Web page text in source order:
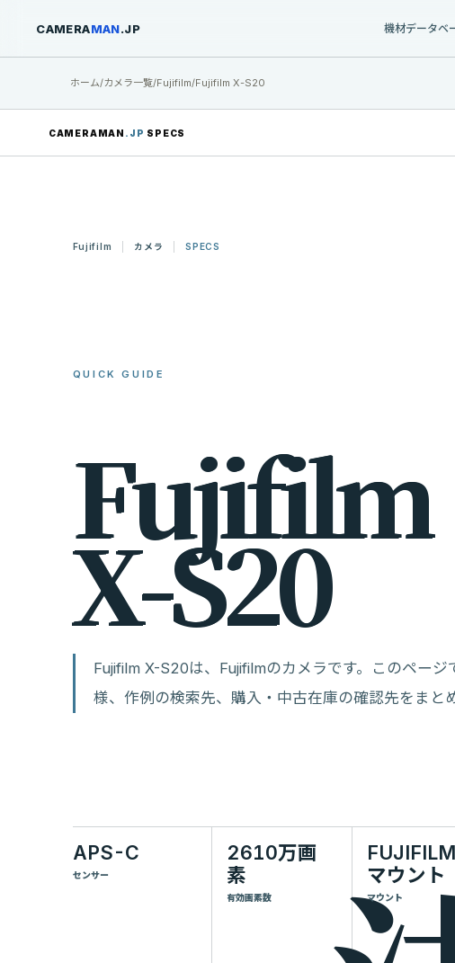
CAMERAMAN.JP 機材データベ
ホーム/カメラ一覧/Fujifilm/Fujifilm X-S20
CAMERAMAN .JP SPECS
Fujifilm カメラ SPECS
QUICK GUIDE
Fujifilm
X-S20
Fujifilm X-S20は、Fujifilmのカメラです。このペー
様、作例の検索先、購入・中古在庫の確認先をまと
APS-C
センサー
2610万画
素
有効画素数
マウント
マウント